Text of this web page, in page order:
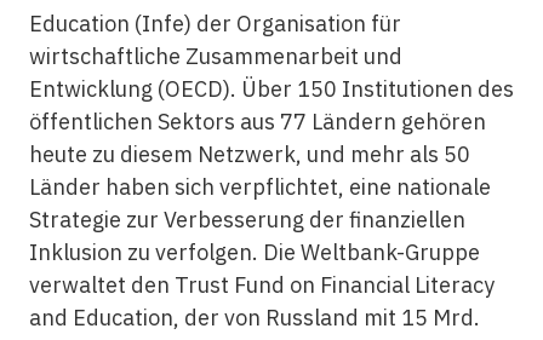
Education (Infe) der Organisation für
wirtschaftliche Zusammenarbeit und
Entwicklung (OECD). Über 150 Institutionen des
öffentlichen Sektors aus 77 Ländern gehören
heute zu diesem Netzwerk, und mehr als 50
Länder haben sich verpflichtet, eine nationale
Strategie zur Verbesserung der finanziellen
Inklusion zu verfolgen. Die Weltbank-Gruppe
verwaltet den Trust Fund on Financial Literacy
and Education, der von Russland mit 15 Mrd.